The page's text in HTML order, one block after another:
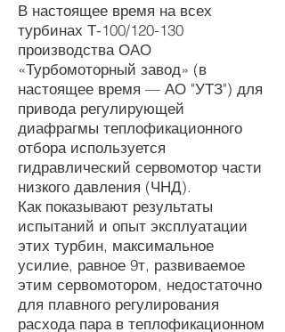
В настоящее время на всех
турбинах Т-100/120-130
производства ОАО
«Турбомоторный завод» (в
настоящее время — АО "УТЗ") для
привода регулирующей
диафрагмы теплофикационного
отбора используется
гидравлический сервомотор части
низкого давления (ЧНД).
Как показывают результаты
испытаний и опыт эксплуатации
этих турбин, максимальное
усилие, равное 9т, развиваемое
этим сервомотором, недостаточно
для плавного регулирования
расхода пара в теплофикационном